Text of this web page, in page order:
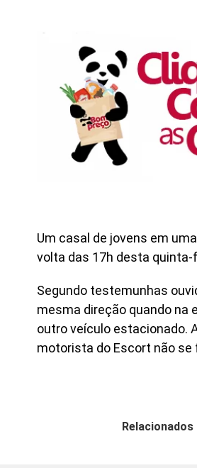
Um casal de jovens em
volta das 17h desta quinta-
Segundo testemunhas
mesma direção quando na
outro veículo estacionado.
motorista do Escort não se
Relacionados